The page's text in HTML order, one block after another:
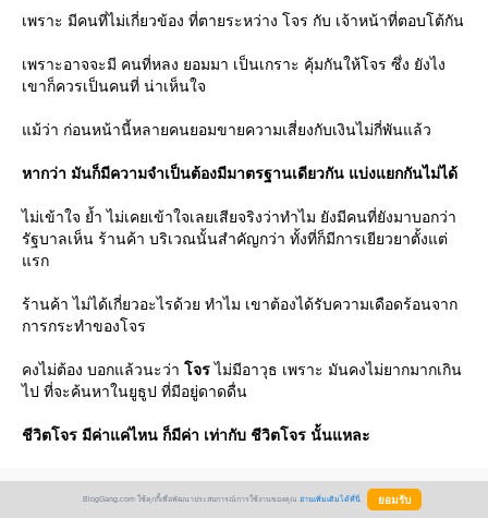
เพราะ มีคนที่ไม่เกี่ยวข้อง ที่ตายระหว่าง โจร กับ เจ้าหน้าที่ตอบโต้กัน
เพราะอาจจะมี คนที่หลง ยอมมา เป็นเกราะ คุ้มกันให้โจร ซึ่ง ยังไง
เขาก็ควรเป็นคนที่ น่าเห็นใจ
ม้ว่า ก่อนหน้านี้หลายคนยอมขายความเสี่ยงกับเงินไม่กี่พันแล้ว
หากว่า มันก็มีความจำเป็นต้องมีมาตรฐานเดียวกัน แบ่งแยกกันไม่ได้
ไม่เข้าใจ ย้ำ ไม่เคยเข้าใจเลยเสียจริงว่าทำไม ยังมีคนที่ยังมาบอกว่า
รัฐบาลเห็น ร้านค้า บริเวณนั้นสำคัญกว่า ทั้งที่ก็มีการเยียวยาตั้งแต่
รก
ร้านค้า ไม่ได้เกี่ยวอะไรด้วย ทำไม เขาต้องได้รับความเดือดร้อนจาก
การกระทำของโจร
คงไม่ต้อง บอกแล้วนะว่า จรไม่มีอาวุธ เพราะ มันคงไม่ยากมากเกิน
ไป ที่จะค้นหาในยูธูป ที่มีอยู่ดาดดื่น
ชีวิตโจร มีค่าแค่ไหน ก็มีค่า เท่ากับ ชีวิตโจร นั้นแหละ
3 กรกฎาคม 2553 17:32:45 น. Counter :
Pageviews.
BlogGang.com ใช้คุกกี้เพื่อพัฒนาประสบการณ์การใช้งานของคุณ อ่านเพิ่มเติมได้ที่นี่